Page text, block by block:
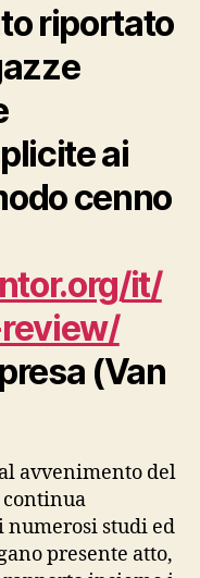
riportato
ai
cenno
it/
(Van
avvenimento del
continua
numerosi studi ed
presente atto,